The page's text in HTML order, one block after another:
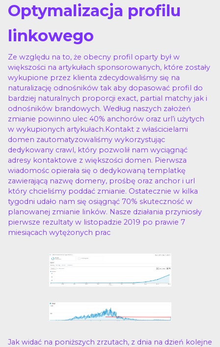
Optymalizacja profilu
linkowego
Ze względu na to, że obecny profil oparty był w
większości na artykułach sponsorowanych, które zostały
wykupione przez klienta zdecydowaliśmy się na
naturalizację odnośników tak aby dopasować profil do
bardziej naturalnych proporcji exact, partial matchy jak i
odnośników brandowych. Według naszych założeń
zmianie powinno ulec 40% anchorów oraz url’i użytych
w wykupionych artykułach.Kontakt z właścicielami
domen zautomatyzowaliśmy wykorzystując
dedykowany crawl, który pozwolił nam wyciągnąć
adresy kontaktowe z większości domen. Pierwsza
wiadomośc opierała się o dedykowaną templatkę
zawierającą nazwę domeny, prośbę oraz anchor i url
który chcieliśmy poddać zmianie. Ostatecznie w kilka
tygodni udało nam się osiągnąć 70% skuteczność w
planowanej zmianie linków. Nasze działania przyniosły
pierwsze rezultaty w listopadzie 2019 po prawie 7
miesiącach wytężonych prac
Jak widać na poniższych zrzutach, z dnia na dzień kolejne